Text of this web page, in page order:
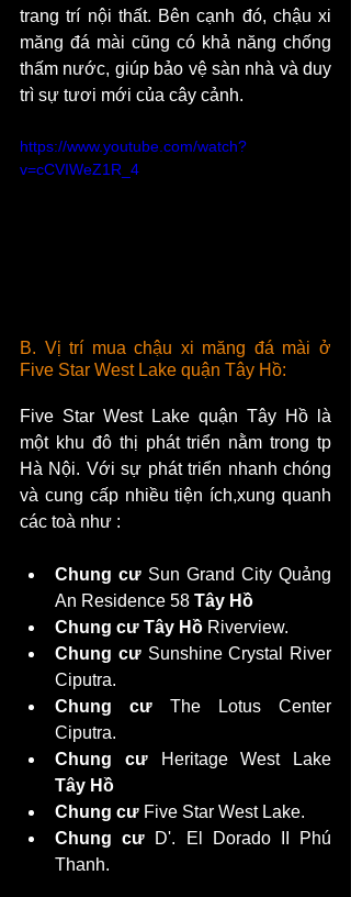
trang trí nội thất. Bên cạnh đó, chậu xi
măng đá mài cũng có khả năng chống
thấm nước, giúp bảo vệ sàn nhà và duy
trì sự tươi mới của cây cảnh.
https://www.youtube.com/watch?
v=cCVIWeZ1R_4
B. Vị trí mua chậu xi măng đá mài ở
Five Star West Lake quận Tây Hồ:
Five Star West Lake quận Tây Hồ là
một khu đô thị phát triển nằm trong tp
Hà Nội. Với sự phát triển nhanh chóng
và cung cấp nhiều tiện ích,xung quanh
các toà như :
Chung cư Sun Grand City Quảng
An Residence 58 Tây Hồ
Chung cư Tây Hồ Riverview.
Chung cư Sunshine Crystal River
Ciputra.
Chung cư The Lotus Center
Ciputra.
Chung cư
Tây Hồ
Chung cư Five Star West Lake.
Chung cư D'. El Dorado II Phú
Thanh.